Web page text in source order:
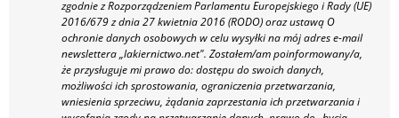
zgodnie z Rozporządzeniem Parlamentu Europejskiego i Rady (UE)
2016/679 z dnia 27 kwietnia 2016 (RODO) oraz ustawą O
ochronie danych osobowych w celu wysyłki na mój adres e-mail
newslettera „lakiernictwo.net". Zostałem/am poinformowany/a,
że przysługuje mi prawo do: dostępu do swoich danych,
możliwości ich sprostowania, ograniczenia przetwarzania,
wniesienia sprzeciwu, żądania zaprzestania ich przetwarzania i